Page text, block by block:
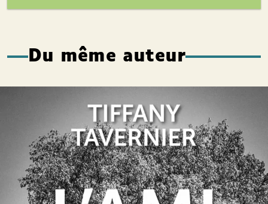
Du même auteur